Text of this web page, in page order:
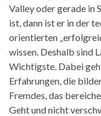
Valley oder gerade in
ist, dann ist er in der
orientierten
wissen. Deshalb sind
Wichtigste. Dabei
Erfahrungen, die
Fremdes, das
Geht und nicht